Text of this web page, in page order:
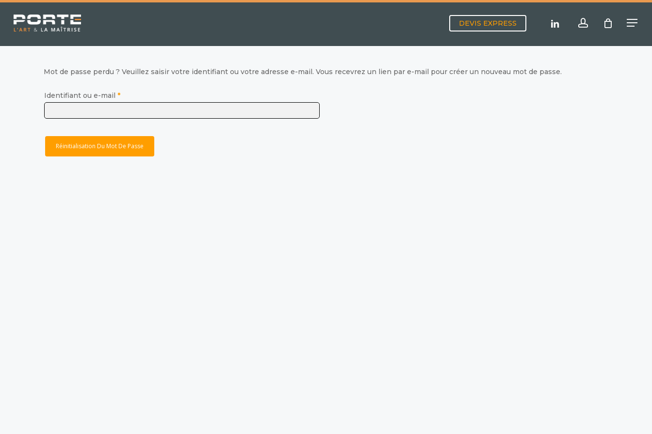
main
DEVIS EXPRESS linkedin accountMenu
Mot de passe perdu ? Veuillez saisir votre identifiant ou votre adresse e-mail. Vous recevrez un lien par e-mail pour créer un nouveau mot de passe.
Identifiant ou e-mail *Obligatoire
Réinitialisation Du Mot De Passe